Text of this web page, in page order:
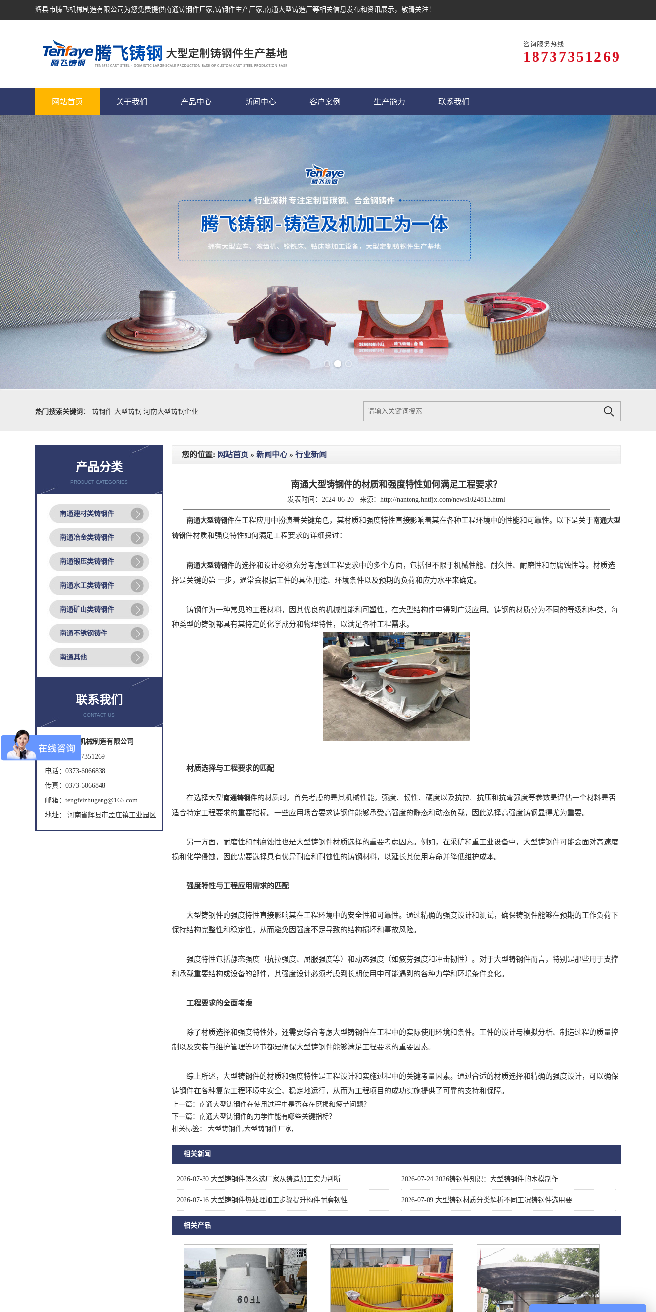
辉县市腾飞机械制造有限公司为您免费提供南通铸钢件厂家,铸钢件生产厂家,南通大型铸造厂等相关信息发布和资讯展示，敬请关注！
咨询服务热线
18737351269
网站首页 关于我们 产品中心 新闻中心 客户案例 生产能力 联系我们
热门搜索关键词：
铸钢件 大型铸钢 河南大型铸钢企业
产品分类
PRODUCT CATEGORIES
南通建材类铸钢件
南通冶金类铸钢件
南通锻压类铸钢件
南通水工类铸钢件
南通矿山类铸钢件
南通不锈钢铸件
南通其他
联系我们
CONTACT US
辉县市腾飞机械制造有限公司
手机： 18737351269
电话：0373-6066838
传真：0373-6066848
邮箱：tengfeizhugang@163.com
地址： 河南省辉县市孟庄镇工业园区
您的位置: 网站首页 » 新闻中心 » 行业新闻
南通大型铸钢件的材质和强度特性如何满足工程要求？
发表时间：2024-06-20 来源： http://nantong.hntfjx.com/news1024813.html
南通大型铸钢件在工程应用中扮演着关键角色，其材质和强度特性直接影响着其在各种工程环境中的性能和可靠性。以下是关于南通大型
铸钢件材质和强度特性如何满足工程要求的详细探讨：
南通大型铸钢件的选择和设计必须充分考虑到工程要求中的多个方面，包括但不限于机械性能、耐久性、耐磨性和耐腐蚀性等。材质选
择是关键的第 一步，通常会根据工件的具体用途、环境条件以及预期的负荷和应力水平来确定。
铸钢作为一种常见的工程材料，因其优良的机械性能和可塑性，在大型结构件中得到广泛应用。铸钢的材质分为不同的等级和种类，每
种类型的铸钢都具有其特定的化学成分和物理特性，以满足各种工程需求。
材质选择与工程要求的匹配
在选择大型南通铸钢件的材质时，首先考虑的是其机械性能。强度、韧性、硬度以及抗拉、抗压和抗弯强度等参数是评估一个材料是否
适合特定工程要求的重要指标。一些应用场合要求铸钢件能够承受高强度的静态和动态负载，因此选择高强度铸钢显得尤为重要。
另一方面，耐磨性和耐腐蚀性也是大型铸钢件材质选择的重要考虑因素。例如，在采矿和重工业设备中，大型铸钢件可能会面对高速磨
损和化学侵蚀，因此需要选择具有优异耐磨和耐蚀性的铸钢材料，以延长其使用寿命并降低维护成本。
强度特性与工程应用需求的匹配
大型铸钢件的强度特性直接影响其在工程环境中的安全性和可靠性。通过精确的强度设计和测试，确保铸钢件能够在预期的工作负荷下
保持结构完整性和稳定性，从而避免因强度不足导致的结构损坏和事故风险。
强度特性包括静态强度（抗拉强度、屈服强度等）和动态强度（如疲劳强度和冲击韧性）。对于大型铸钢件而言，特别是那些用于支撑
和承载重要结构或设备的部件，其强度设计必须考虑到长期使用中可能遇到的各种力学和环境条件变化。
工程要求的全面考虑
除了材质选择和强度特性外，还需要综合考虑大型铸钢件在工程中的实际使用环境和条件。工件的设计与模拟分析、制造过程的质量控
制以及安装与维护管理等环节都是确保大型铸钢件能够满足工程要求的重要因素。
综上所述，大型铸钢件的材质和强度特性是工程设计和实施过程中的关键考量因素。通过合适的材质选择和精确的强度设计，可以确保
铸钢件在各种复杂工程环境中安全、稳定地运行，从而为工程项目的成功实施提供了可靠的支持和保障。
上一篇： 南通大型铸钢件在使用过程中是否存在磨损和疲劳问题？
下一篇： 南通大型铸钢件的力学性能有哪些关键指标？
相关标签： 大型铸钢件,大型铸钢件厂家,
相关新闻
2026-07-30 大型铸钢件怎么选厂家从铸造加工实力判断 2026-07-24 2026铸钢件知识：大型铸钢件的木模制作
2026-07-16 大型铸钢件热处理加工步骤提升构件耐磨韧性 2026-07-09 大型铸钢材质分类解析不同工况铸钢件选用要
相关产品